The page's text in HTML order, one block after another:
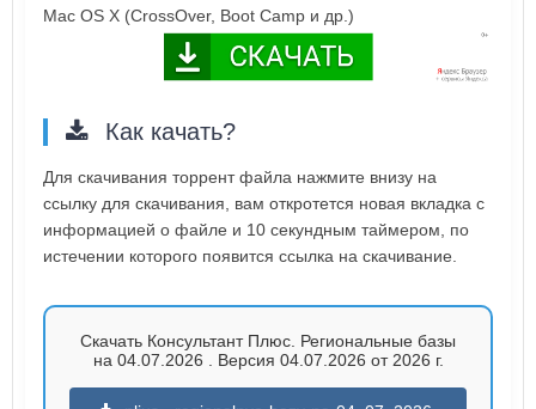
Mac OS X (CrossOver, Boot Camp и др.)
Как качать?
Для скачивания торрент файла нажмите внизу на
ссылку для скачивания, вам откротется новая вкладка с
информацией о файле и 10 секундным таймером, по
истечении которого появится ссылка на скачивание.
Скачать Консультант Плюс. Региональные базы
на 04.07.2026 . Версия 04.07.2026 от 2026 г.